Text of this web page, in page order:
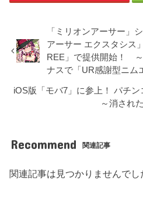
「ミリオンアーサー」
アーサー エクスタシス
REE」で提供開始！
ナスで「UR感謝型ニム
iOS版「モバ7」に参上！ パチ
～消され
Recommend 関連記事
関連記事は見つかりませんでし